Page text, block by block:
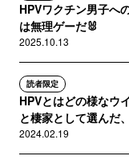
HPVワクチン男子へ
は無理ゲーだ🐰
2025.10.13
読者限定
HPVとはどの様なウ
と棲家として選んだ
2024.02.19